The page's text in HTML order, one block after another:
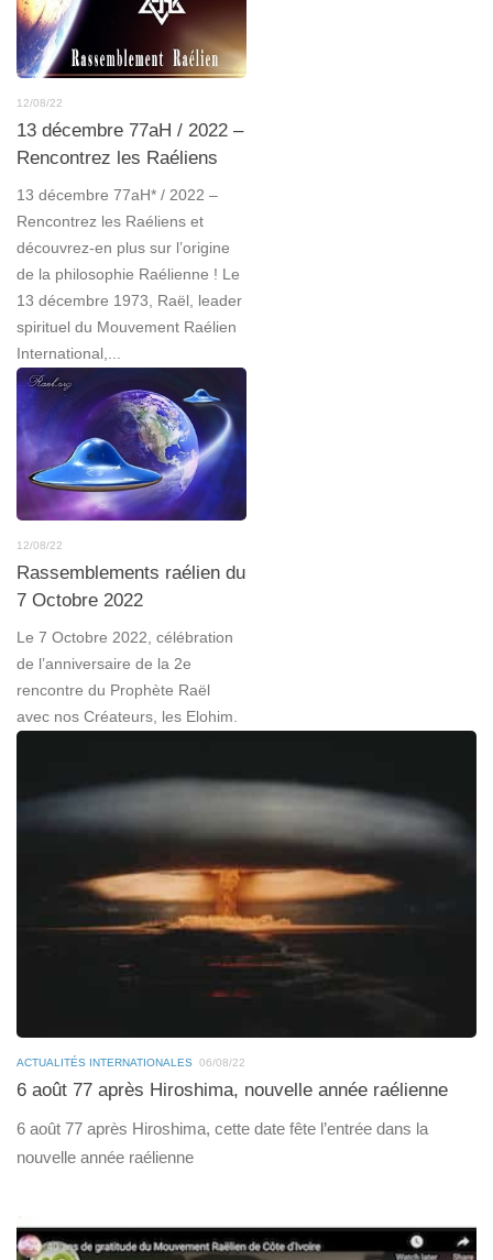
12/08/22
13 décembre 77aH / 2022 –
Rencontrez les Raéliens
13 décembre 77aH* / 2022 –
Rencontrez les Raéliens et
découvrez-en plus sur l’origine
de la philosophie Raélienne ! Le
13 décembre 1973, Raël, leader
spirituel du Mouvement Raélien
International,...
12/08/22
Rassemblements raélien du
7 Octobre 2022
Le 7 Octobre 2022, célébration
de l’anniversaire de la 2e
rencontre du Prophète Raël
avec nos Créateurs, les Elohim.
ACTUALITÉS INTERNATIONALES 06/08/22
6 août 77 après Hiroshima, nouvelle année raélienne
6 août 77 après Hiroshima, cette date fête l’entrée dans la
nouvelle année raélienne